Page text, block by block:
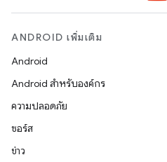
ANDROID เพิ่มเติม
Android
Android สำหรับองค์กร
ความปลอดภัย
ซอร์ส
ข่าว